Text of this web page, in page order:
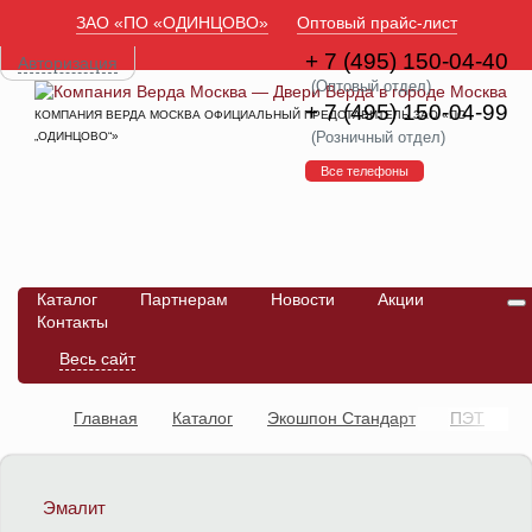
ЗАО «ПО «ОДИНЦОВО» Оптовый прайс-лист
Авторизация
КОМПАНИЯ ВЕРДА МОСКВА ОФИЦИАЛЬНЫЙ ПРЕДСТАВИТЕЛЬ ЗАО «ПО
„ОДИНЦОВО“»
+ 7 (495) 150-04-40
(Оптовый отдел)
+ 7 (495) 150-04-99
(Розничный отдел)
Все телефоны
Каталог Партнерам Новости
Акции
Контакты
Весь сайт
Главная Каталог Экошпон Стандарт
ПЭТ
Эмалит